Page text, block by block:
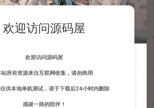
欢迎访问源码屋
欢迎访问源码屋
站所有资源来自互联网收集，请勿商用
供本地单机测试，请于下载后24小时内删除
感谢一路的陪伴！